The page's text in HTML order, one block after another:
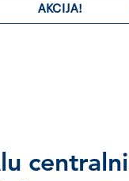
AKCIJA!
centralni